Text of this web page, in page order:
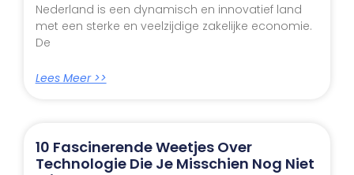
Nederland is een dynamisch en innovatief land
met een sterke en veelzijdige zakelijke economie.
De
Lees Meer >>
10 Fascinerende Weetjes Over
Technologie Die Je Misschien Nog Niet